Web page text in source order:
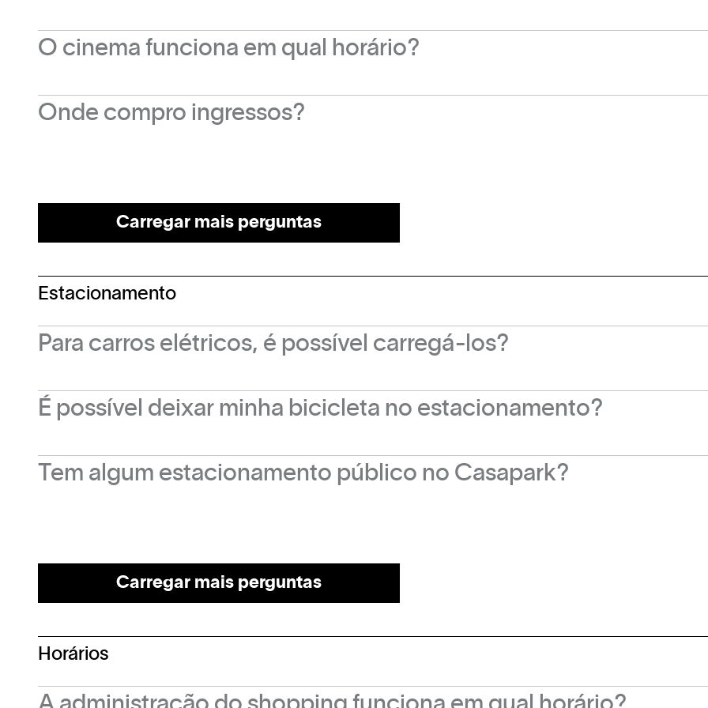
Para locação das salas de cinema deve-se tratar diretamente com o Cinesystem pelo e-mail
oficiais de contato, disponibilizados no site deles.
O cinema funciona em qual horário?
Diariamente, abre às 13h e fecha de acordo com o horário de encerramento do último filme.
Onde compro ingressos?
Carregar mais perguntas
Estacionamento
Para carros elétricos, é possível carregá-los?
Sim, contamos com duas estações de carregamento de bateria automotiva, localizada ao
e ao lado da portaria principal do shopping.
É possível deixar minha bicicleta no estacionamento?
Sim, na garagem coberta, no subsolo do Casapark, contamos com um bicicletário que pode
Não é cobrada nenhuma taxa.
Tem algum estacionamento público no Casapark?
Carregar mais perguntas
Horários